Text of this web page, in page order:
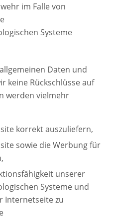
im Falle von
Systeme
Daten und
keine Rückschlüsse auf
werden vielmehr
korrekt auszuliefern,
sowie die Werbung für
unserer
Systeme und
Internetseite zu